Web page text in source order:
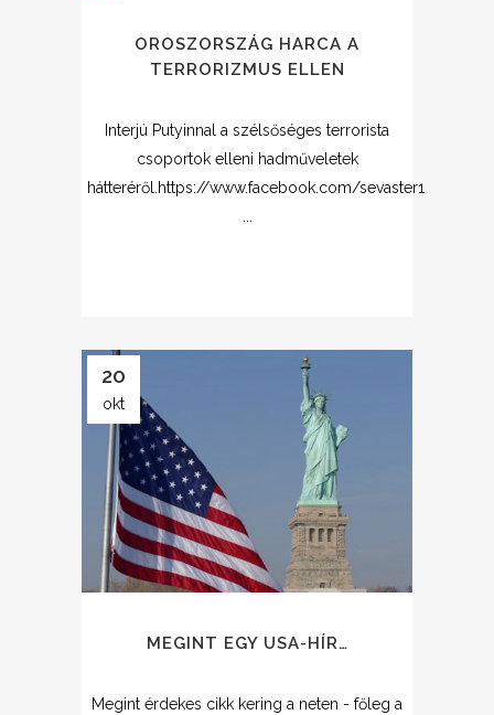
OROSZORSZÁG HARCA A
TERRORIZMUS ELLEN
Interjú Putyinnal a szélsőséges terrorista
csoportok elleni hadműveletek
hátteréről.https://www.facebook.com/sevaster1
20
okt
MEGINT EGY USA-HÍR…
Megint érdekes cikk kering a neten - főleg a